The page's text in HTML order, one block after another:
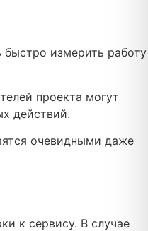
измерить работу
проекта могут
действий.
очевидными даже
к сервису. В случае